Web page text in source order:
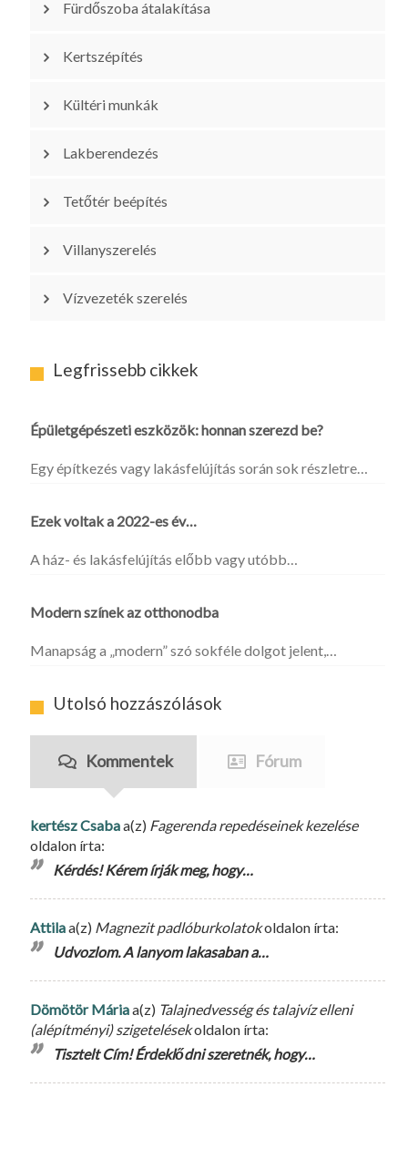
Fürdőszoba átalakítása
Kertszépítés
Kültéri munkák
Lakberendezés
Tetőtér beépítés
Villanyszerelés
Vízvezeték szerelés
Legfrissebb cikkek
Épületgépészeti eszközök: honnan szerezd be?
Egy építkezés vagy lakásfelújítás során sok részletre…
Ezek voltak a 2022-es év…
A ház- és lakásfelújítás előbb vagy utóbb…
Modern színek az otthonodba
Manapság a „modern” szó sokféle dolgot jelent,…
Utolsó hozzászólások
Kommentek Fórum
kertész Csabaa(z) Fagerenda repedéseinek kezelése
oldalon írta:
Kérdés! Kérem írják meg, hogy…
Attilaa(z) Magnezit padlóburkolatokoldalon írta:
Udvozlom. A lanyom lakasaban a…
Dömötör Máriaa(z) Talajnedvesség és talajvíz elleni
(alépítményi) szigetelésekoldalon írta:
Tisztelt Cím! Érdeklődni szeretnék, hogy…